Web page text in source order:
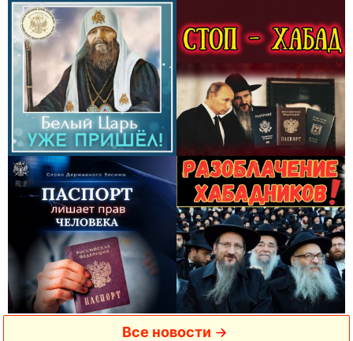
Все новости